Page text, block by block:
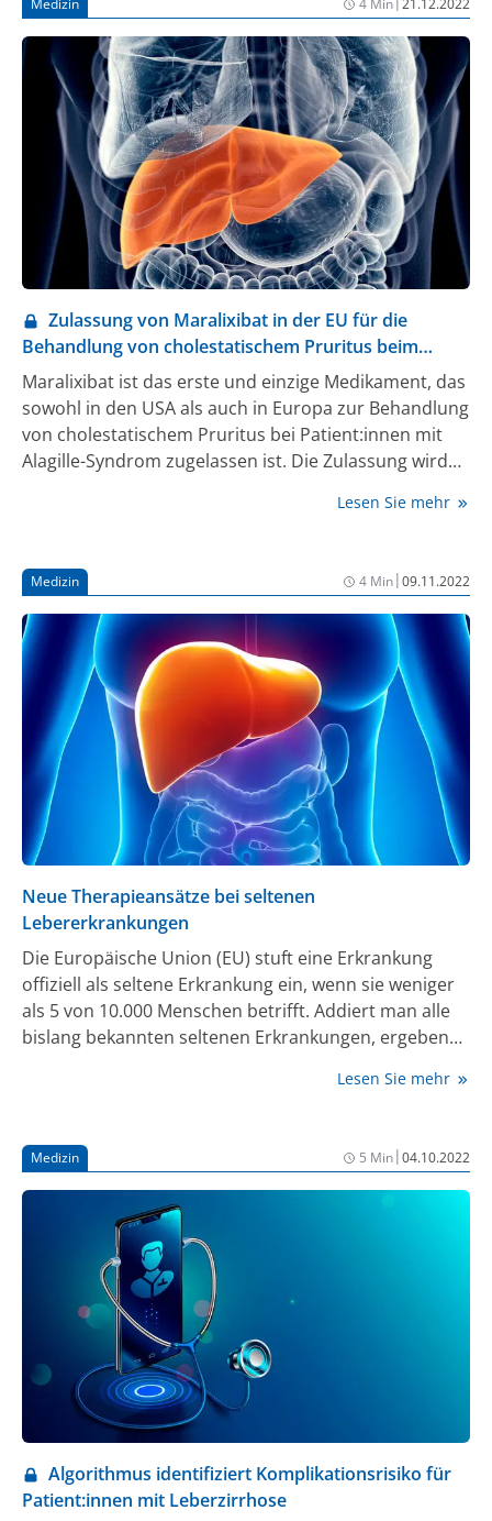
wichtige Faktoren für die Gesundheit – zu kurz
kommen sollten.
Medizin 4 Min 21.12.2022
Zulassung von Maralixibat in der EU für die
Behandlung von cholestatischem Pruritus beim
Alagille-Syndrom
Maralixibat ist das erste und einzige Medikament, das
sowohl in den USA als auch in Europa zur Behandlung
von cholestatischem Pruritus bei Patient:innen mit
Alagille-Syndrom zugelassen ist. Die Zulassung wird
mehr als 6 Jahren, die Verbesserungen bei
Wachstum, Xanthomen und Lebensqualität zeigen.
Die erwartete Markteinführung in Deutschland ist für
Anfang 2023 geplant.
Lesen Sie mehr
Medizin 4 Min|09.11.2022
Neue Therapieansätze bei seltenen
Lebererkrankungen
Die Europäische Union (EU) stuft eine Erkrankung
offiziell als seltene Erkrankung ein, wenn sie weniger
als 5 von 10.000 Menschen betrifft. Addiert man alle
bislang bekannten seltenen Erkrankungen, ergeben
Verschiedene dieser seltenen Erkrankungen – an
Millionen Menschen leiden – können auch zu einer
Leberschädigung führen. Allein in Deutschland sind
mehrere 10.000 Menschen von einer seltenen
Lebererkrankung betroffen, für die teilweise neue,
revolutionäre Therapien zu Verfügung stehen. Über
diese aktuellen Entwicklungen und die Wichtigkeit
einer frühzeitigen Diagnose informieren die
Ausrichter des 23. Deutschen Lebertages am 20.
November 2022 – Deutsche Leberstiftung, Deutsche
Leberhilfe e. V. und Gastro-Liga e. V. – im Vorfeld des
Aktionstages.
Lesen Sie mehr
Medizin 5 Min|04.10.2022
Algorithmus identifiziert Komplikationsrisiko für
Patient:innen mit Leberzirrhose